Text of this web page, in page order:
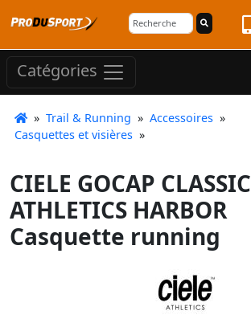
Catégories
» Trail & Running » Accessoires »
Casquettes et visières »
CIELE GOCAP CLASSIC
ATHLETICS HARBOR
Casquette running